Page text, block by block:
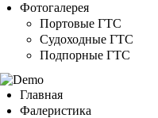
Фотогалерея
Портовые ГТС
Судоходные ГТС
Подпорные ГТС
Главная
Фалеристика